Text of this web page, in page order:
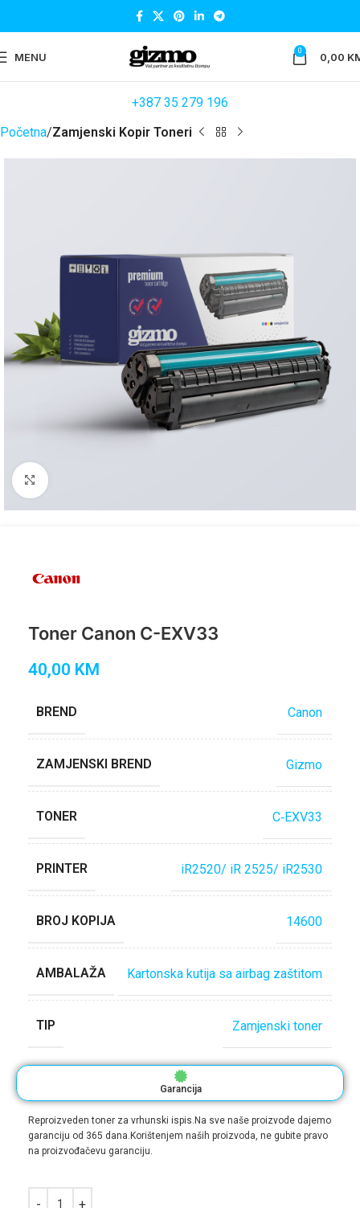
MENU 0 0,00
+387 35 279 196
Početna Zamjenski Kopir Toneri
Click to enlarge
Toner Canon C-EXV33
40,00 KM
BREND Canon
ZAMJENSKI BREND Gizmo
TONER C‐EXV33
PRINTER iR2520/ iR 2525/ iR2530
BROJ KOPIJA 14600
AMBALAŽA Kartonska kutija sa airbag zaštitom
TIP Zamjenski toner
Garancija
Reproizveden toner za vrhunski ispis.Na sve naše proizvode dajemo
garanciju od 365 dana.Korištenjem naših proizvoda, ne gubite pravo
na proizvođačevu garanciju.